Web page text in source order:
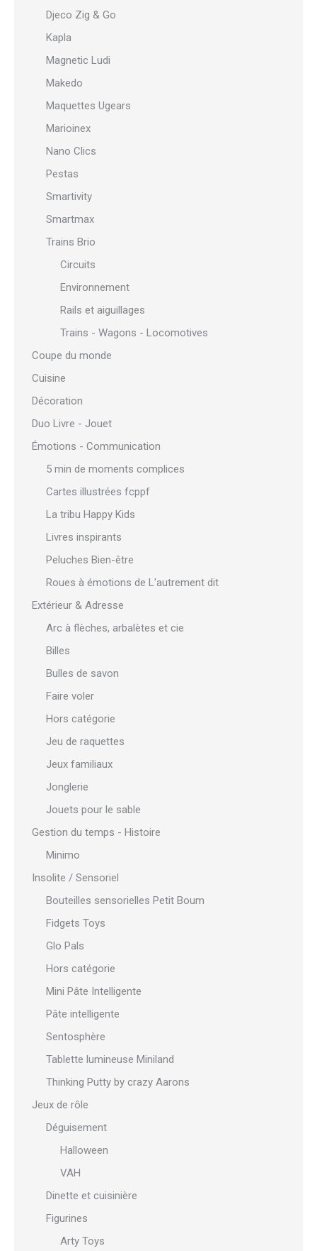
Djeco Zig & Go
Kapla
Magnetic Ludi
Makedo
Maquettes Ugears
Marioinex
Nano Clics
Pestas
Smartivity
Smartmax
Trains Brio
Circuits
Environnement
Rails et aiguillages
Trains - Wagons - Locomotives
Coupe du monde
Cuisine
Décoration
Duo Livre - Jouet
Émotions - Communication
5 min de moments complices
Cartes illustrées fcppf
La tribu Happy Kids
Livres inspirants
Peluches Bien-être
Roues à émotions de L'autrement dit
Extérieur & Adresse
Arc à flèches, arbalètes et cie
Billes
Bulles de savon
Faire voler
Hors catégorie
Jeu de raquettes
Jeux familiaux
Jonglerie
Jouets pour le sable
Gestion du temps - Histoire
Minimo
Insolite / Sensoriel
Bouteilles sensorielles Petit Boum
Fidgets Toys
Glo Pals
Hors catégorie
Mini Pâte Intelligente
Pâte intelligente
Sentosphère
Tablette lumineuse Miniland
Thinking Putty by crazy Aarons
Jeux de rôle
Déguisement
Halloween
VAH
Dinette et cuisinière
Figurines
Arty Toys